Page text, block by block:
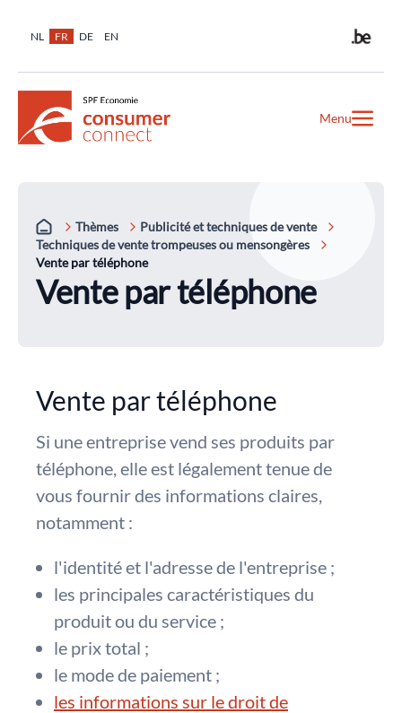
NL FR DE EN
Menu
Thèmes
Publicité et techniques de vente
Techniques de vente trompeuses ou mensongères
Vente par téléphone
Vente par téléphone
Vente par téléphone
Si une entreprise vend ses produits par
téléphone, elle est légalement tenue de
vous fournir des informations claires,
notamment :
l'identité et l'adresse de l'entreprise ;
les principales caractéristiques du
produit ou du service ;
le prix total ;
le mode de paiement ;
les informations sur le droit de